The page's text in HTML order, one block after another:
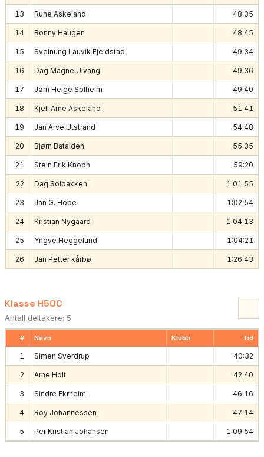
13 Rune Askeland 48:35
14 Ronny Haugen 48:45
15 Sveinung Lauvik Fjeldstad 49:34
16 Dag Magne Ulvang 49:36
17 Jørn Helge Solheim 49:40
18 Kjell Arne Askeland 51:41
19 Jan Arve Utstrand 54:48
20 Bjørn Batalden 55:35
21 Stein Erik Knoph 59:20
22 Dag Solbakken 1:01:55
23 Jan G. Hope 1:02:54
24 Kristian Nygaard 1:04:13
25 Yngve Heggelund 1:04:21
26 Jan Petter kårbø 1:26:43
Klasse H50C
Antall deltakere: 5
# Navn Klubb Tid
1 Simen Sverdrup 40:32
2 Arne Holt 42:40
3 Sindre Ekrheim 46:16
4 Roy Johannessen 47:14
5 Per Kristian Johansen 1:09:54